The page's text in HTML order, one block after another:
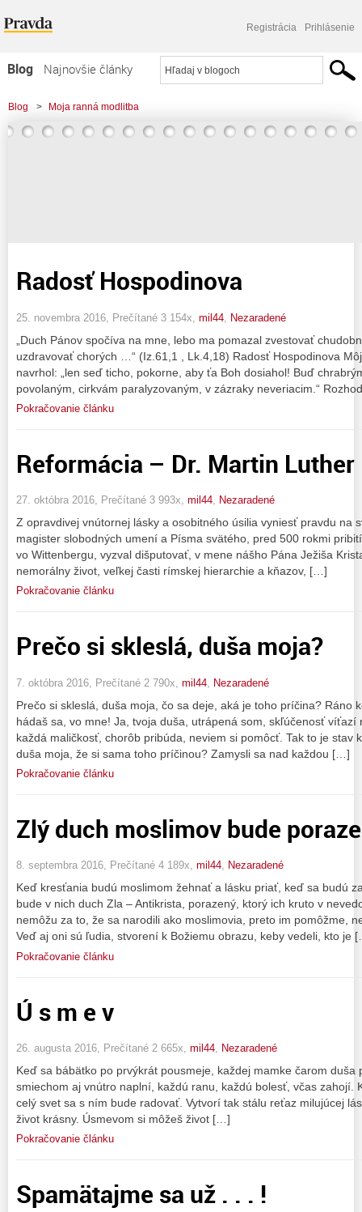
Registrácia Prihlásenie
Blog
Najnovšie články
Najčítanejšie články
Najkomentovanejšie články
Blog > Moja ranná modlitba
Radosť Hospodinova
25. novembra 2016, Prečítané 3 154x, mil44 Nezaradené
„Duch Pánov spočíva na mne, lebo ma pomazal zvestovať
uzdravovať chorých …“ (Iz.61,1 , Lk.4,18) Radosť Hospodinova
navrhol: „len seď ticho, pokorne, aby ťa Boh dosiahol! Buď
povolaným, cirkvám paralyzovaným, v zázraky neveriacim.“
Pokračovanie článku
Reformácia – Dr. Martin Luther
27. októbra 2016, Prečítané 3 993x, mil44, Nezaradené
Z opravdivej vnútornej lásky a osobitného úsilia vyniesť pravdu na
magister slobodných umení a Písma svätého, pred 500 rokmi
vo Wittenbergu, vyzval dišputovať, v mene nášho Pána Ježiša
nemorálny život, veľkej časti rímskej hierarchie a kňazov, […]
Pokračovanie článku
Prečo si skleslá, duša moja?
7. októbra 2016, Prečítané 2 790x, mil44 Nezaradené
Prečo si skleslá, duša moja, čo sa deje, aká je toho príčina? Ráno
hádaš sa, vo mne! Ja, tvoja duša, utrápená som, skľúčenosť víťazí
každá maličkosť, chorôb pribúda, neviem si pomôcť. Tak to je stav
duša moja, že si sama toho príčinou? Zamysli sa nad každou […]
Pokračovanie článku
Zlý duch moslimov bude
8. septembra 2016, Prečítané 4 189x, mil44, Nezaradené
Keď kresťania budú moslimom žehnať a lásku priať, keď sa budú
bude v nich duch Zla – Antikrista, porazený, ktorý ich kruto v
nemôžu za to, že sa narodili ako moslimovia, preto im pomôžme,
Veď aj oni sú ľudia, stvorení k Božiemu obrazu, keby vedeli, kto je
Pokračovanie článku
Ú s m e v
26. augusta 2016, Prečítané 2 665x, mil44, Nezaradené
Keď sa bábätko po prvýkrát pousmeje, každej mamke čarom duša
smiechom aj vnútro naplní, každú ranu, každú bolesť, včas zahojí.
celý svet sa s ním bude radovať. Vytvorí tak stálu reťaz milujúcej
život krásny. Úsmevom si môžeš život […]
Pokračovanie článku
Spamätajme sa už . . . !